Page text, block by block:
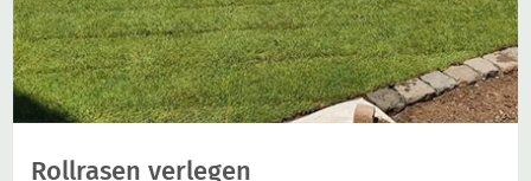
Rollrasen verlegen